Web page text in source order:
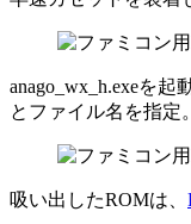
anago_wx_h.exeを起
とファイル名を指定
吸い出したROMは、